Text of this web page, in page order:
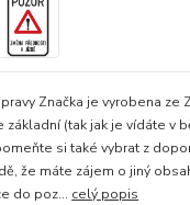
Značka je vyrobena ze
(tak jak je vídáte v
si také vybrat z
že máte zájem o jiný
do poz... celý popis